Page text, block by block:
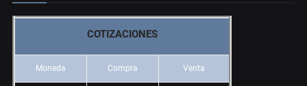
COTIZACIONES
Moneda Compra Venta